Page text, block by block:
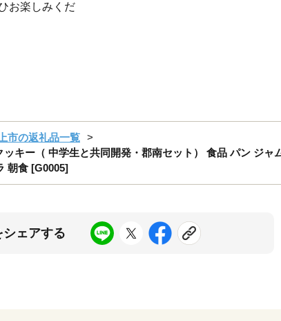
お楽しみくだ
市の返礼品一覧
キー（ 中学生と共同開発・郡南セット） 食品 パン ジャ
朝食 [G0005]
シェアする